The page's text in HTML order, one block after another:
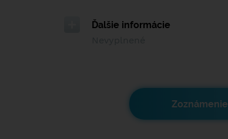
Ďalšie informácie
Zoznámenie